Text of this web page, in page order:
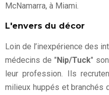
McNamarra, à Miami.
L'envers du décor
Loin de l’inexpérience des
médecins de "Nip/Tuck"
leur profession. Ils
milieux huppés et branchés